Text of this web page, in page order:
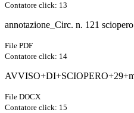
Contatore click: 13
annotazione_Circ. n. 121
File PDF
Contatore click: 14
File DOCX
Contatore click: 15